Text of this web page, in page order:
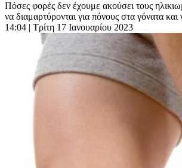
Πόσες φορές δεν έχουμε ακούσει τους
να διαμαρτύρονται για πόνους στα γόνατα και
14:04 | Τρίτη 17 Ιανουαρίου 2023